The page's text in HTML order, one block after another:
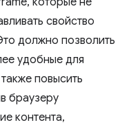
свойство
должно позволить
удобные для
повысить
браузеру
контента,